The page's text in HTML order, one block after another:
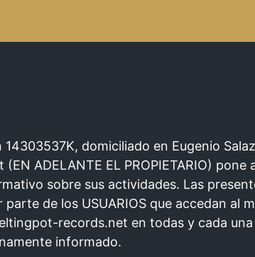
domiciliado en Eugenio
ADELANTE EL PROPIETARIO)
sobre sus actividades. Las
de los USUARIOS que accedan al
records.net en todas y cada
informado.